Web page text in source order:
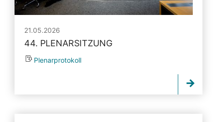
21.05.2026
44. PLENARSITZUNG
Plenarprotokoll